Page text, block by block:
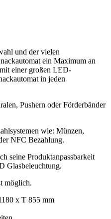
und der vielen
ein Maximum an
einer großen LED-
in jeden
Pushern oder Förderbänder
wie: Münzen,
NFC Bezahlung.
seine Produktanpassbarkeit
Glasbeleuchtung.
möglich.
x T 855 mm